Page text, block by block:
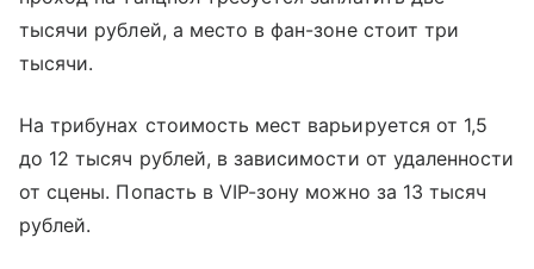
тысячи рублей, а место в фан-зоне стоит три
тысячи.
На трибунах стоимость мест варьируется от 1,5
до 12 тысяч рублей, в зависимости от удаленности
от сцены. Попасть в VIP-зону можно за 13 тысяч
рублей.